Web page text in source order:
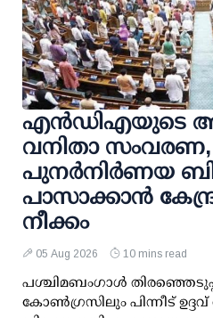
എന്‍ഡിഎയുടെ
വനിതാ
പുനര്‍നിര്‍ണയ
പാസാക്കാന്‍
നീക്കം
05 Aug 2026 10 mins read
പശ്ചിമബംഗാള്‍
കോണ്‍ഗ്രസിലും പിന്നീട്